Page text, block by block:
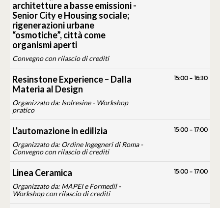
architetture a basse emissioni -
Senior City e Housing sociale;
rigenerazioni urbane
“osmotiche”, città come
organismi aperti
Convegno con rilascio di crediti
Resinstone Experience – Dalla
Materia al Design
Organizzato da: Isolresine - Workshop
pratico
15:00-16:30
L’automazione in edilizia
Organizzato da: Ordine Ingegneri di Roma -
Convegno con rilascio di crediti
15:00-17:00
Linea Ceramica
Organizzato da: MAPEI e Formedil -
Workshop con rilascio di crediti
15:00-17:00